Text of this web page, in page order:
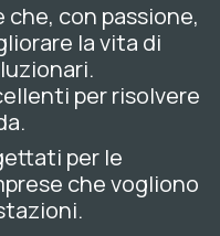
che, con passione,
la vita di
per risolvere
per le
che vogliono